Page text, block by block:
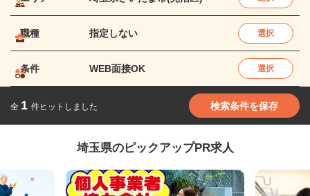
職種 指定しない 選択
条件 WEB面接OK 選択
全 1 件ヒットしました 検索条件を保存
埼玉県のピックアップPR求人